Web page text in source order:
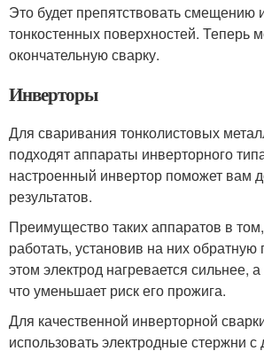
Это будет препятствовать смещению
тонкостенных поверхностей. Теперь
окончательную сварку.
Инверторы
Для сваривания тонколистовых
подходят аппараты инверторного
настроенный инвертор поможет вам
результатов.
Преимущество таких аппаратов в
работать, установив на них
этом электрод нагревается сильнее,
что уменьшает риск его прожига.
Для качественной инверторной
использовать электродные стержни